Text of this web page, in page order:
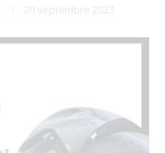
20 septembre 2023